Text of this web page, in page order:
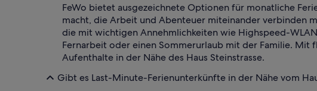
FeWo bietet ausgezeichnete Optionen für monatliche
macht, die Arbeit und Abenteuer miteinander verbinden
die mit wichtigen Annehmlichkeiten wie Highspeed-
Fernarbeit oder einen Sommerurlaub mit der Familie.
Aufenthalte in der Nähe des Haus Steinstrasse.
Gibt es Last-Minute-Ferienunterkünfte in der Nähe vom